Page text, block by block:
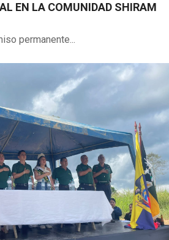
EN LA COMUNIDAD SHIRAM
permanente...
Next